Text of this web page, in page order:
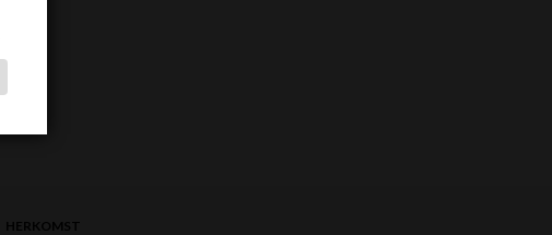
HERKOMST